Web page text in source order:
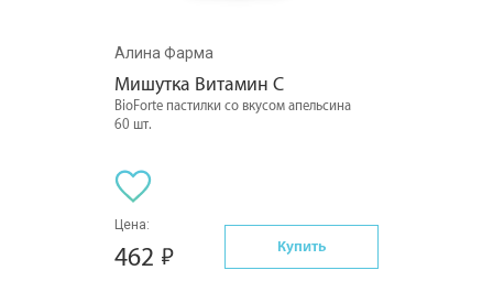
Алина Фарма
Мишутка Витамин С
BioForte пастилки со вкусом апельсина
60 шт.
Цена:
462 Купить